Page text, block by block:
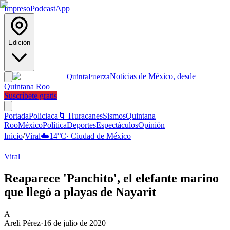
ImpresoPodcastApp
Edición
QuintaFuerzaNoticias de México, desde
Quintana Roo
Suscríbete gratis
PortadaPoliciaca 🌀 HuracanesSismosQuintana
RooMéxicoPolíticaDeportesEspectáculosOpinión
Inicio/Viral☁️14°C· Ciudad de México
Viral
Reaparece 'Panchito', el elefante marino
que llegó a playas de Nayarit
A
Areli Pérez·16 de julio de 2020